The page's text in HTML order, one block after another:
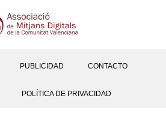
PUBLICIDAD CONTACTO
POLÍTICA DE PRIVACIDAD